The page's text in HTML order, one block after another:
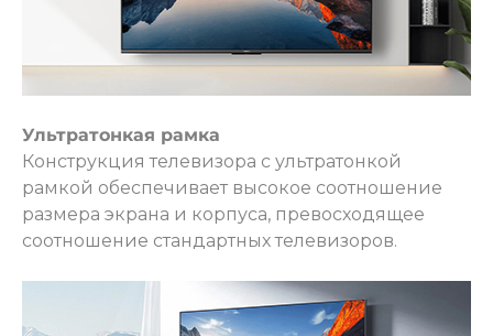
Ультратонкая рамка
Конструкция телевизора с ультратонкой
рамкой обеспечивает высокое соотношение
размера экрана и корпуса, превосходящее
соотношение стандартных телевизоров.